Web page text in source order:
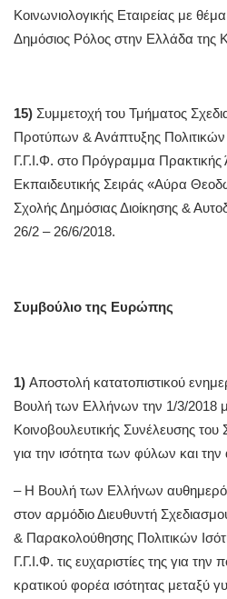
Κοινωνιολογικής Εταιρείας με
Δημόσιος Ρόλος στην Ελλάδα της
15) Συμμετοχή του Τμήματος
Προτύπων & Ανάπτυξης
Γ.Γ.Ι.Φ. στο Πρόγραμμα Πρακτικής
Εκπαιδευτικής Σειράς «Αύρα
Σχολής Δημόσιας Διοίκησης &
26/2 – 26/6/2018.
Συμβούλιο της Ευρώπης
1) Αποστολή κατατοπιστικού
Βουλή των Ελλήνων την 1/3/2018
Κοινοβουλευτικής Συνέλευσης
για την ισότητα των φύλων και
– Η Βουλή των Ελλήνων
στον αρμόδιο Διευθυντή
& Παρακολούθησης Πολιτικών
Γ.Γ.Ι.Φ. τις ευχαριστίες της για την
κρατικού φορέα ισότητας μεταξύ